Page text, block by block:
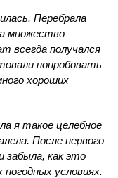
Перебрала
множество
всегда получался
попробовать
хороших
я такое целебное
После первого
забыла, как это
условиях.